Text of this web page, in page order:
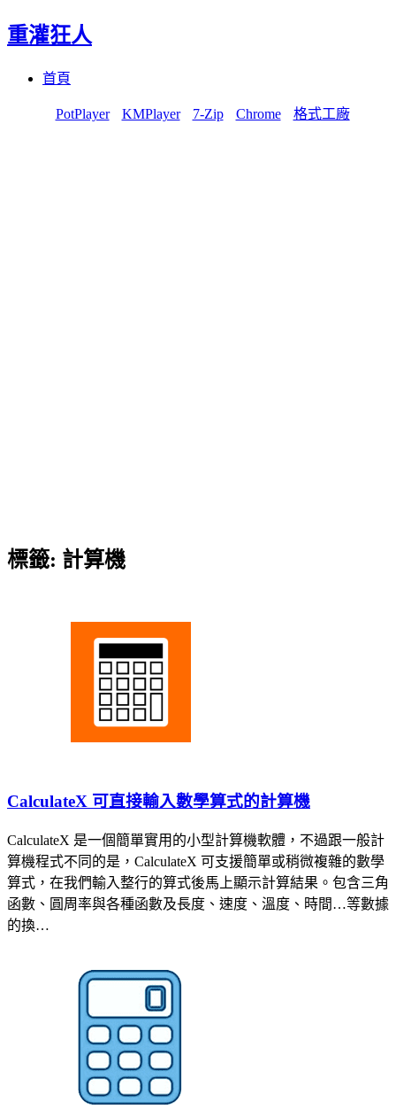
重灌狂人
首頁
PotPlayer KMPlayer 7-Zip Chrome 格式工廠
標籤: 計算機
CalculateX 可直接輸入數學算式的計算機
CalculateX 是一個簡單實用的小型計算機軟體，不過跟一般計
算機程式不同的是，CalculateX 可支援簡單或稍微複雜的數學
算式，在我們輸入整行的算式後馬上顯示計算結果。包含三角
函數、圓周率與各種函數及長度、速度、溫度、時間…等數據
的換…